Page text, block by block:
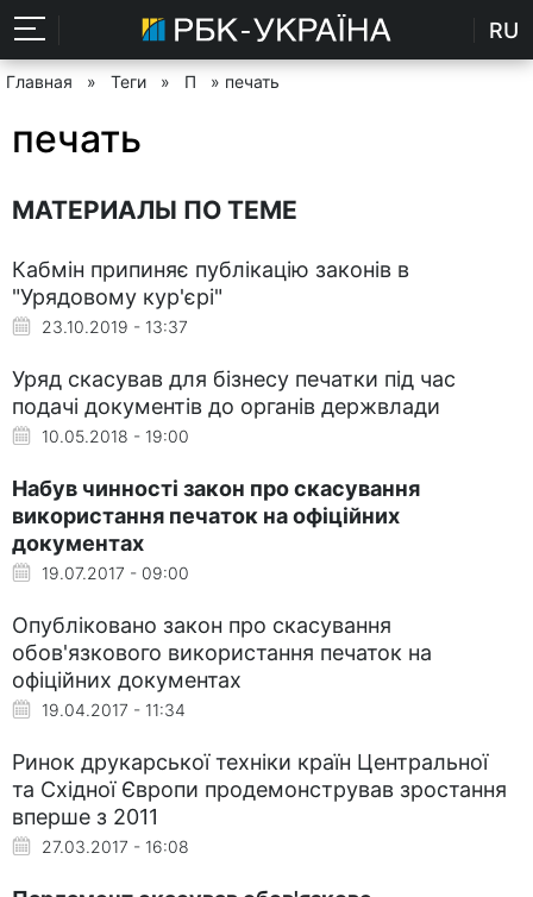
RU
Главная » Теги » П » печать
печать
МАТЕРИАЛЫ ПО ТЕМЕ
Кабмін припиняє публікацію законів в
"Урядовому кур'єрі"
23.10.2019 - 13:37
Уряд скасував для бізнесу печатки під час
подачі документів до органів держвлади
10.05.2018 - 19:00
Набув чинності закон про скасування
використання печаток на офіційних
документах
19.07.2017 - 09:00
Опубліковано закон про скасування
обов'язкового використання печаток на
офіційних документах
19.04.2017 - 11:34
Ринок друкарської техніки країн Центральної
та Східної Європи продемонстрував зростання
вперше з 2011
27.03.2017 - 16:08